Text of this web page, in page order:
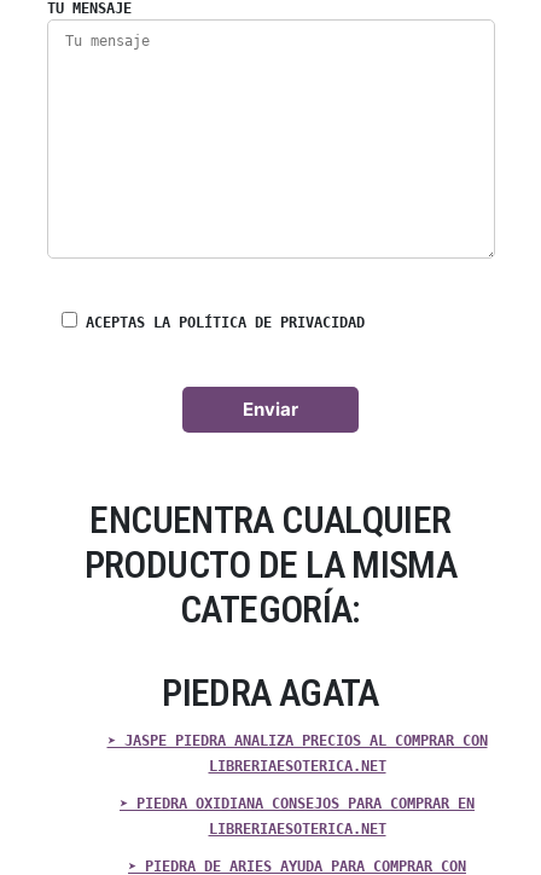
TU MENSAJE
ACEPTAS LA POLÍTICA DE PRIVACIDAD
ENCUENTRA CUALQUIER
PRODUCTO DE LA MISMA
CATEGORÍA:
PIEDRA AGATA
➤ JASPE PIEDRA ANALIZA PRECIOS AL COMPRAR CON
LIBRERIAESOTERICA.NET
➤ PIEDRA OXIDIANA CONSEJOS PARA COMPRAR EN
LIBRERIAESOTERICA.NET
➤ PIEDRA DE ARIES AYUDA PARA COMPRAR CON